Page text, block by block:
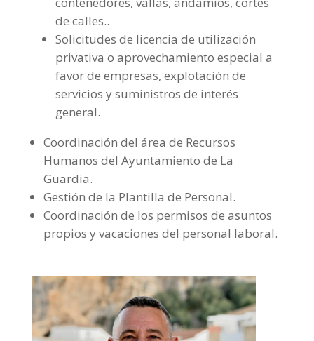
de calles..
Solicitudes de licencia de utilización
privativa o aprovechamiento especial a
favor de empresas, explotación de
servicios y suministros de interés
general.
Coordinación del área de Recursos
Humanos del Ayuntamiento de La
Guardia.
Gestión de la Plantilla de Personal.
Coordinación de los permisos de asuntos
propios y vacaciones del personal laboral.